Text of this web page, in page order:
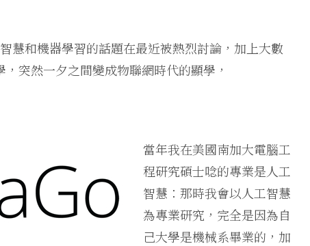
慧和機器學習的話題在最近被熱烈討論，加上大數
突然一夕之間變成物聯網時代的顯學，
當年我在美國南加大電腦工
程研究碩士唸的專業是人工
智慧：那時我會以人工智慧
為專業研究，完全是因為自
己大學是機械系畢業的，加